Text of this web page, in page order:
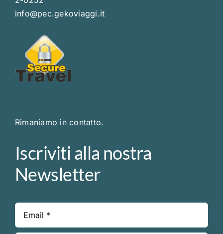
info@pec.gekoviaggi.it
Rimaniamo in contatto.
Iscriviti alla nostra
Newsletter